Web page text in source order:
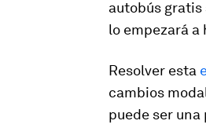
autobús
lo empezará
Resolver esta
cambios
puede ser